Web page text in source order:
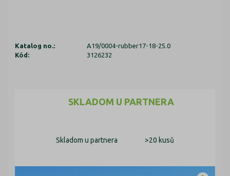
Katalog no.:
A19/0004-rubber17-18-25.0
Kód:
3126232
SKLADOM U PARTNERA
Skladom u partnera >20 kusů